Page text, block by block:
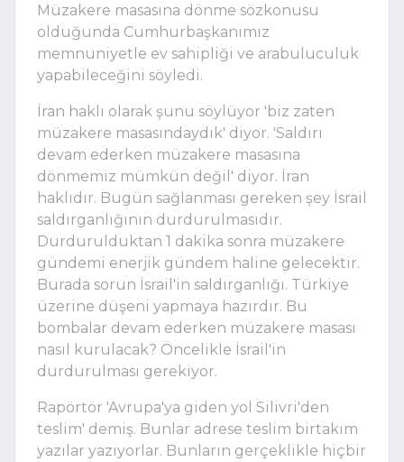
Müzakere masasına dönme sözkonusu
olduğunda Cumhurbaşkanımız
memnuniyetle ev sahipliği ve arabuluculuk
yapabileceğini söyledi.
İran haklı olarak şunu söylüyor 'biz zaten
müzakere masasındaydık' diyor. 'Saldırı
devam ederken müzakere masasına
dönmemiz mümkün değil' diyor. İran
haklıdır. Bugün sağlanması gereken şey İsrail
saldırganlığının durdurulmasıdır.
Durdurulduktan 1 dakika sonra müzakere
gündemi enerjik gündem haline gelecektir.
Burada sorun İsrail'in saldırganlığı. Türkiye
üzerine düşeni yapmaya hazırdır. Bu
bombalar devam ederken müzakere masası
nasıl kurulacak? Öncelikle İsrail'in
durdurulması gerekiyor.
Rapörtör 'Avrupa'ya giden yol Silivri'den
teslim' demiş. Bunlar adrese teslim birtakım
yazılar yazıyorlar. Bunların gerçeklikle hiçbir